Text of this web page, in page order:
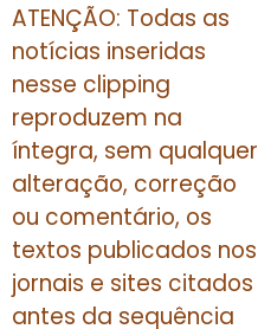
ATENÇÃO: Todas as
notícias inseridas
nesse clipping
reproduzem na
íntegra, sem qualquer
alteração, correção
ou comentário, os
textos publicados nos
jornais e sites citados
antes da sequência